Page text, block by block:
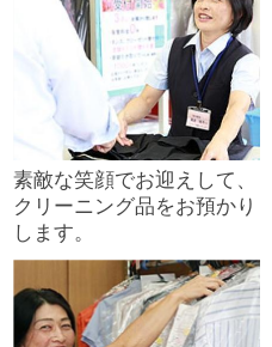
素敵な笑顔でお迎えして、
クリーニング品をお預かり
します。